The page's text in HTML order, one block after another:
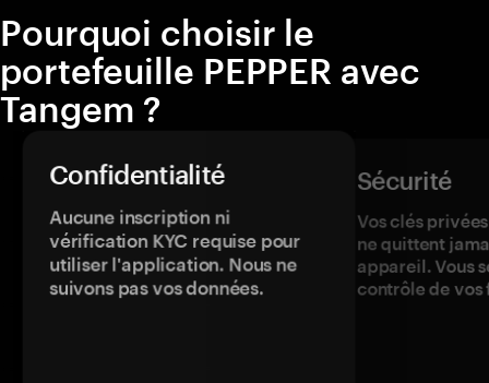
Pourquoi choisir le
portefeuille PEPPER avec
Tangem ?
Confidentialité
Aucune inscription ni
vérification KYC requise pour
utiliser l'application. Nous ne
suivons pas vos données.
Sécurité
Vos clés
ne quittent
appareil. Vous
contrôle de vos